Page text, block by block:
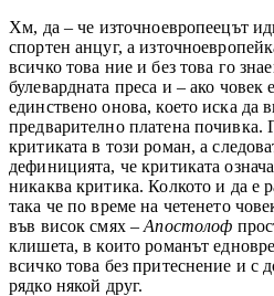
Хм, да – че източноевропеецът
спортен анцуг, а
всичко това ние и без това го
булевардната преса и – ако
единствено онова, което иска да
предварително платена почивка.
критиката в този роман, а
дефиницията, че критиката
никаква критика. Колкото и да е
така че по време на четенето
във висок смях –Апостолоф
клишета, в които романът
всичко това без притеснение и с
рядко някой друг.